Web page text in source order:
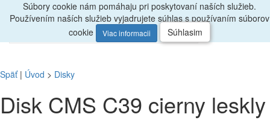
Radiporadíme, zavolajte047/4397722
Menu
0
Späť| Úvod > Disky
Disk CMS C39 cierny leskly
Súbory cookie nám pomáhaju pri poskytovaní naších služieb.
Používením naších služieb vyjadrujete súhlas s používaním súborov
cookie
Viac informacii Súhlasim